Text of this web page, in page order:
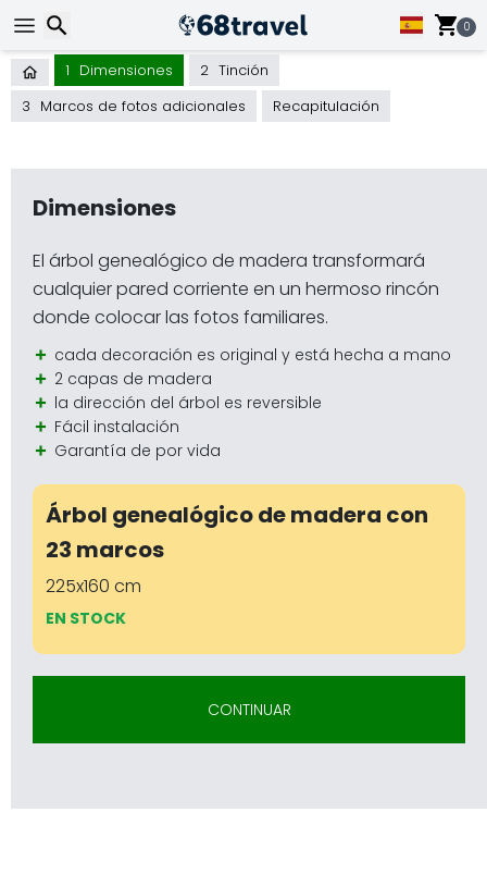
0
1 Dimensiones 2 Tinción
3 Marcos de fotos adicionales Recapitulación
Dimensiones
El árbol genealógico de madera transformará
cualquier pared corriente en un hermoso rincón
donde colocar las fotos familiares.
cada decoración es original y está hecha a mano
2 capas de madera
la dirección del árbol es reversible
Fácil instalación
Garantía de por vida
Árbol genealógico de madera con
23 marcos
225x160 cm
EN STOCK
CONTINUAR
Buscar